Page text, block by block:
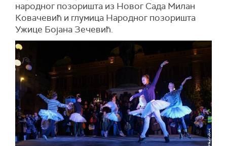
народног позоришта из Новог Сада Милан
Ковачевић и глумица Народног позоришта
Ужице Бојана Зечевић.